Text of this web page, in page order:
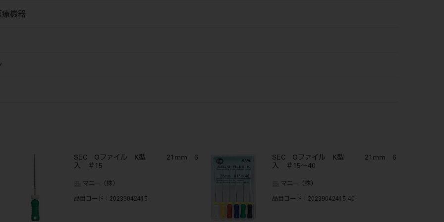
機器
SEC Oファイル K型 21mm 6
入 ＃15
マニー（株）
品目コード ：20239042415
SEC Oファイル K型 21mm 6
入 ＃15～40
マニー（株）
品目コード ：20239042415-40